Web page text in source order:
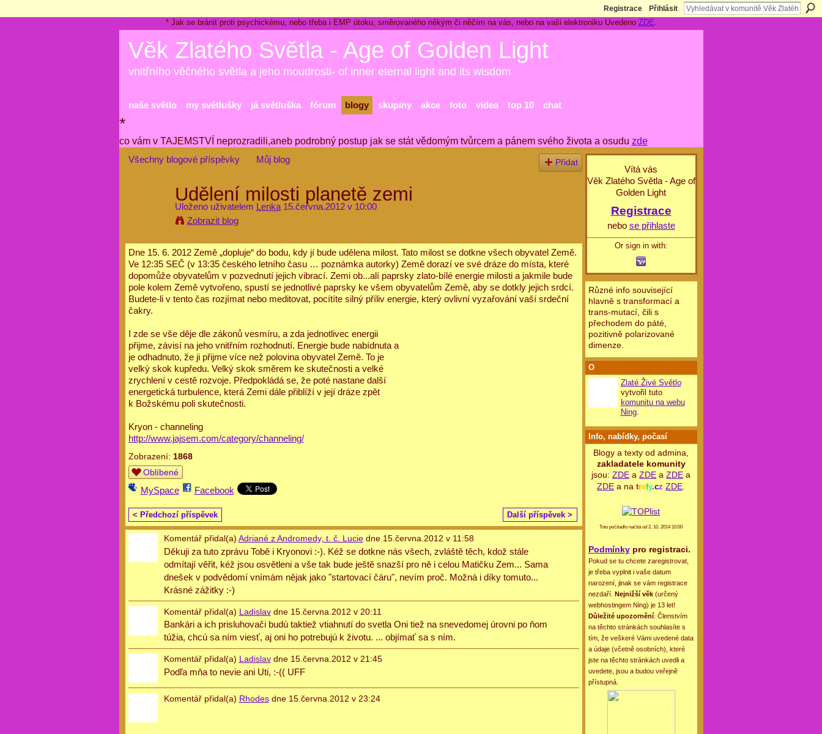
Registrace Přihlásit
* Jak se bránit proti psychickému, nebo třeba i EMP útoku, směrovaného někým či něčím na vás, nebo na vaši elektroniku Uvedeno ZDE.
Věk Zlatého Světla - Age of Golden Light
vnitřního věčného světla a jeho moudrosti- of inner eternal light and its wisdom
naše světlo my světlušky já světluška fórum blogy skupiny akce foto videa top 10 chat
*
co vám v TAJEMSTVÍ neprozradili,aneb podrobný postup jak se stát vědomým tvůrcem a pánem svého života a osudu zde
Všechny blogové příspěvky
Můj blog Přidat
Udělení milosti planetě zemi
Uloženo uživatelem Lenka15.června.2012 v 10:00
Zobrazit blog
Dne 15. 6. 2012 Země „dopluje“ do bodu, kdy jí bude udělena milost. Tato milost se dotkne všech obyvatel Země.
Ve 12:35 SEČ (v 13:35 českého letního času … poznámka autorky) Země dorazí ve své dráze do místa, které
dopomůže obyvatelům v pozvednutí jejich vibrací. Zemi ob...alí paprsky zlato-bílé energie milosti a jakmile bude
pole kolem Země vytvořeno, spustí se jednotlivé paprsky ke všem obyvatelům Země, aby se dotkly jejich srdcí.
Budete-li v tento čas rozjímat nebo meditovat, pocítíte silný příliv energie, který ovlivní vyzařování vaší srdeční
čakry.
I zde se vše děje dle zákonů vesmíru, a zda jednotlivec energii
přijme, závisí na jeho vnitřním rozhodnutí. Energie bude nabídnuta a
je odhadnuto, že ji přijme více než polovina obyvatel Země. To je
velký skok kupředu. Velký skok směrem ke skutečnosti a velké
zrychlení v cestě rozvoje. Předpokládá se, že poté nastane další
energetická turbulence, která Zemi dále přiblíží v její dráze zpět
k Božskému poli skutečnosti.
Kryon - channeling
http://www.jajsem.com/category/channeling/
Zobrazení: 1868
Oblíbené
MySpace Facebook
< Předchozí příspěvek Další příspěvek >
Komentář přidal(a) Adriané z Andromedy, t. č. Luciedne 15.června.2012 v 11:58
Děkuji za tuto zprávu Tobě i Kryonovi :-). Kéž se dotkne nás všech, zvláště těch, kdož stále
odmítají věřit, kéž jsou osvětleni a vše tak bude ještě snazší pro ně i celou Matičku Zem... Sama
dnešek v podvědomí vnímám nějak jako "startovací čáru", nevím proč. Možná i díky tomuto...
Krásné zážitky :-)
Komentář přidal(a) Ladislavdne 15.června.2012 v 20:11
Bankári a ich prisluhovači budú taktiež vtiahnutí do svetla Oni tiež na snevedomej úrovni po ňom
túžia, chcú sa ním viesť, aj oni ho potrebujú k životu. ... objímať sa s ním.
Komentář přidal(a) Ladislavdne 15.června.2012 v 21:45
Podľa mňa to nevie ani Uti, :-(( UFF
Komentář přidal(a) Rhodesdne 15.června.2012 v 23:24
Vítá vás
Věk Zlatého Světla - Age of
Golden Light
Registrace
nebo se přihlaste
Or sign in with:
Různé info související
hlavně s transformací a
trans-mutací, čili s
přechodem do páté,
pozitivně polarizované
dimenze.
O
Zlaté Živé Světlo
vytvořil tuto
komunitu na webu
Ning.
Info, nabídky, počasí
Blogy a texty od admina,
zakladatele komunity
jsou: ZDE a ZDE a ZDE a
ZDE a na trefy.cz ZDE
Toto počítadlo načítá od 2. 10. 2014 10:00
Podmínkypro registraci.
Pokud se tu chcete zaregistrovat,
je třeba vyplnit i vaše datum
narození, jinak se vám registrace
nezdaří. Nejnižší věk(určený
webhostingem Ning) je 13 let!
Důležité upozornění: Členstvím
na těchto stránkách souhlasíte s
tím, že veškeré Vámi uvedené data
a údaje (včetně osobních), které
jste na těchto stránkách uvedli a
uvedete, jsou a budou veřejně
přístupná.